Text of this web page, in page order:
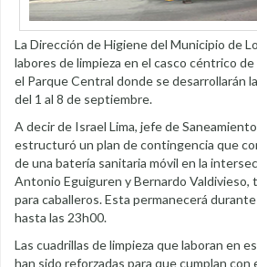
La Dirección de Higiene del Municipio de
labores de limpieza en el casco céntrico
el Parque Central donde se desarrollarán
del 1 al 8 de septiembre.
A decir de Israel Lima, jefe de
estructuró un plan de contingencia que
de una batería sanitaria móvil en la
Antonio Eguiguren y Bernardo Valdivieso,
para caballeros. Esta permanecerá
hasta las 23h00.
Las cuadrillas de limpieza que laboran en
han sido reforzadas para que cumplan